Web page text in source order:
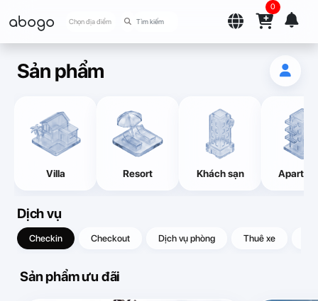
abogo Chọn địa điểm
0
Sản phẩm
Villa Resort Khách sạn
Dịch vụ
Checkin Checkout Dịch vụ phòng Thuê xe
Sản phẩm ưu đãi